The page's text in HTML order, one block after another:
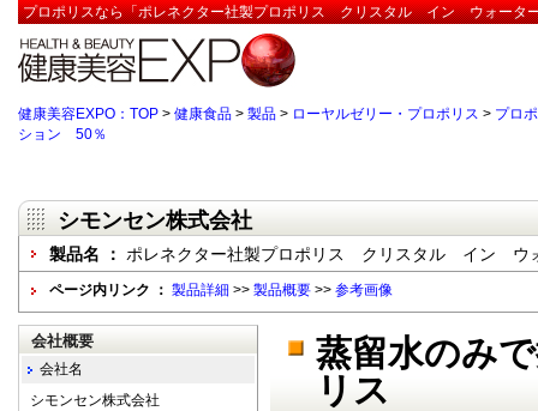
プロポリスなら「ポレネクター社製プロポリス クリスタル イン ウォータ
健康美容EXPO：TOP > 健康食品 > 製品 > ローヤルゼリー・プロポリス > プロ
ション 50％
シモンセン株式会社
製品名 ： ポレネクター社製プロポリス クリスタル イン ウ
ページ内リンク ： 製品詳細 >> 製品概要 >> 参考画像
蒸留水のみ
リス
会社概要
会社名
シモンセン株式会社